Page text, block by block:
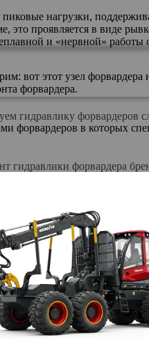
нагрузки,
это проявляется в виде
и «нервной» работы
вот этот узел
форвардера.
гидравлику форвардеров
форвардеров в которых
гидравлики форвардера